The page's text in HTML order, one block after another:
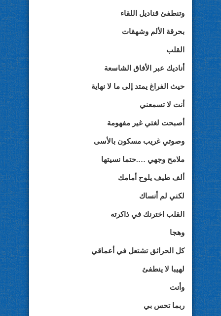
وتنطفئ قناديل اللقاء
بحرقة الألم وشهقات
القلب
أناديك عبر الأفاق الشاسعة
حيث الفراغ يمتد إلى ما لا نهاية
أنت لا تسمعني
أصبحت لغتي غير مفهومة
وصوتي غريب مسكون بالأسى
ملامح وجهي ….حتما نسيتها
ألف طيف يلوح أمامك
لكني لم أنساك
القلب اخترنك في ذاكرته
وهجا
كل الحرائق تشتعل في أعماقي
لهيبا لا ينطفئ
وأنت
ربما تحس بي